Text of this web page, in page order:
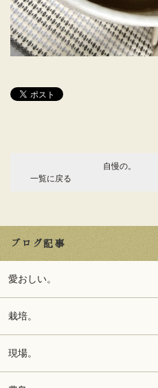
自慢の。
一覧に戻る
ブログ記事
愛おしい。
栽培。
現場。